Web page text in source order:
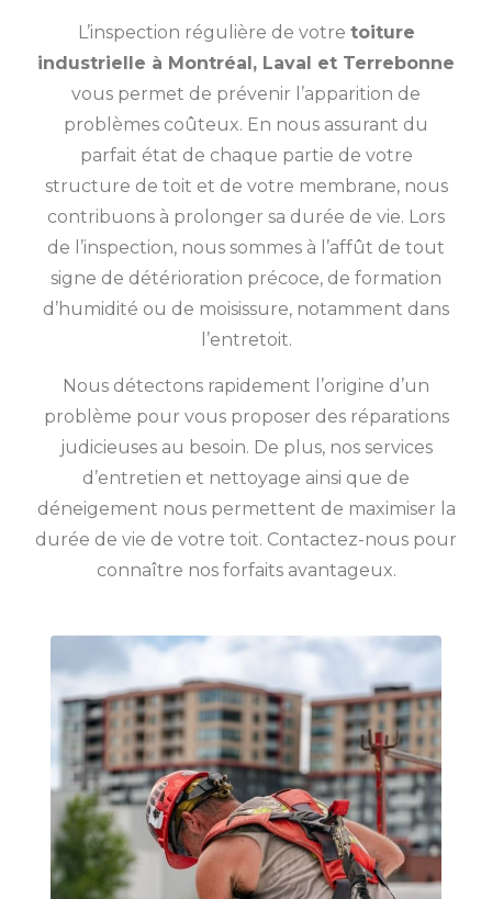
L’inspection régulière de votre toiture
industrielle à Montréal, Laval et Terrebonne
vous permet de prévenir l’apparition de
problèmes coûteux. En nous assurant du
parfait état de chaque partie de votre
structure de toit et de votre membrane, nous
contribuons à prolonger sa durée de vie. Lors
de l’inspection, nous sommes à l’affût de tout
signe de détérioration précoce, de formation
d’humidité ou de moisissure, notamment dans
l’entretoit.
Nous détectons rapidement l’origine d’un
problème pour vous proposer des réparations
judicieuses au besoin. De plus, nos services
d’entretien et nettoyage ainsi que de
déneigement nous permettent de maximiser la
durée de vie de votre toit. Contactez-nous pour
connaître nos forfaits avantageux.